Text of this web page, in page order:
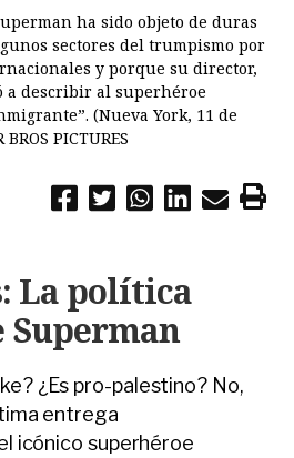
ha sido objeto de duras
sectores del trumpismo por
y porque su director,
a describir al superhéroe
(Nueva York, 11 de
PICTURES
La política
¿Es pro-palestino? No,
entrega
icónico superhéroe